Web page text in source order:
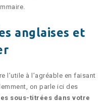
anglaises et
l’utile à l’agréable en faisant
on parle ici des
sous-titrées dans votre